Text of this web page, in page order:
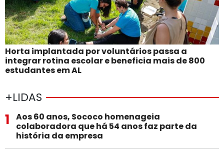
Horta implantada por voluntários passa a
integrar rotina escolar e beneficia mais de 800
estudantes em AL
+LIDAS
1
Aos 60 anos, Sococo homenageia
colaboradora que há 54 anos faz parte da
história da empresa